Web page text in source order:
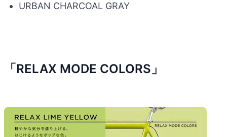
URBAN CHARCOAL GRAY
「RELAX MODE COLORS」